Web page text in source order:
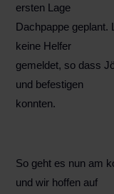
ersten Lage
Dachpappe geplant.
keine Helfer
gemeldet, so dass
und befestigen
konnten.
So geht es nun am
und wir hoffen auf